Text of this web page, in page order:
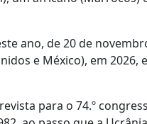
ano, de 20 de
e México), em
para o 74.º